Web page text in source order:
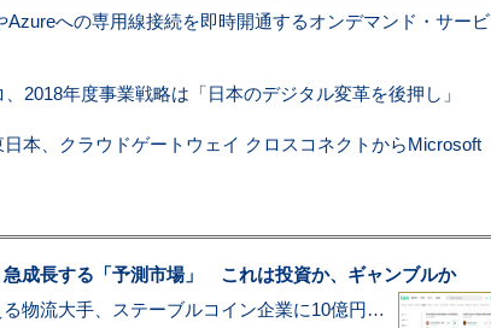
Azureへの専用線接続を即時開通するオンデマンド・サービ
、2018年度事業戦略は「日本のデジタル変革を後押し」
日本、クラウドゲートウェイ クロスコネクトからMicrosoft
急成長する「予測市場」 これは投資か、ギャンブルか
アマゾン配送を支える物流大手、ステーブルコイン企業に10億円投資のワケ